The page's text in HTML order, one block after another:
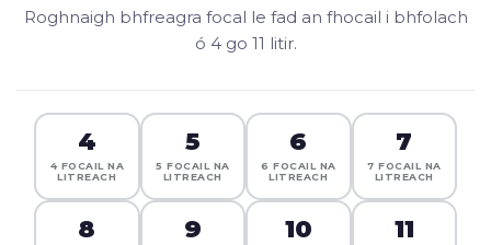
Roghnaigh bhfreagra focal le fad an fhocail i bhfolach
ó 4 go 11 litir.
4
4 FOCAIL NA
LITREACH
5
5 FOCAIL NA
LITREACH
6
6 FOCAIL NA
LITREACH
7
7 FOCAIL NA
LITREACH
8 9 10 11